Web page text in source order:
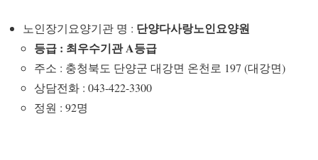
노인장기요양기관 명 : 단양다사랑노인요양원
등급 : 최우수기관 A등급
주소 : 충청북도 단양군 대강면 온천로 197 (대강면)
상담전화 : 043-422-3300
정원 : 92명